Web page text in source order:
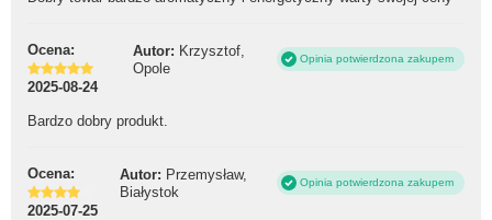
Ocena: Autor: Krzysztof,
Opole
Opinia potwierdzona zakupem
2025-08-24
Bardzo dobry produkt.
Ocena: Autor: Przemysław,
Białystok
Opinia potwierdzona zakupem
2025-07-25